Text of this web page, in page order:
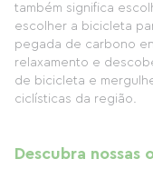
também significa
escolher a bicicleta
pegada de carbono
relaxamento e
de bicicleta e
ciclísticas da região.
Descubra nossas